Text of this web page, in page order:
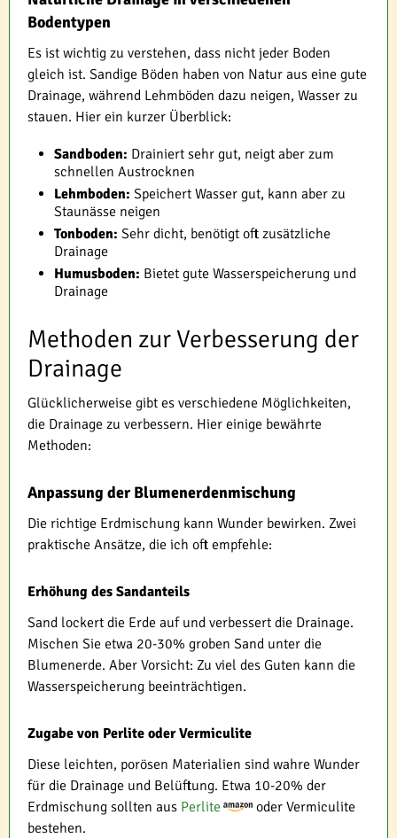
Bodentypen
Es ist wichtig zu verstehen, dass nicht jeder Boden
gleich ist. Sandige Böden haben von Natur aus eine gute
Drainage, während Lehmböden dazu neigen, Wasser zu
stauen. Hier ein kurzer Überblick:
Sandboden: Drainiert sehr gut, neigt aber zum
schnellen Austrocknen
Lehmboden: Speichert Wasser gut, kann aber zu
Staunässe neigen
Tonboden: Sehr dicht, benötigt oft zusätzliche
Drainage
Humusboden: Bietet gute Wasserspeicherung und
Drainage
Methoden zur Verbesserung der
Drainage
Glücklicherweise gibt es verschiedene Möglichkeiten,
die Drainage zu verbessern. Hier einige bewährte
Methoden:
Anpassung der Blumenerdenmischung
Die richtige Erdmischung kann Wunder bewirken. Zwei
praktische Ansätze, die ich oft empfehle:
Erhöhung des Sandanteils
Sand lockert die Erde auf und verbessert die Drainage.
Mischen Sie etwa 20-30% groben Sand unter die
Blumenerde. Aber Vorsicht: Zu viel des Guten kann die
Wasserspeicherung beeinträchtigen.
Zugabe von Perlite oder Vermiculite
Diese leichten, porösen Materialien sind wahre Wunder
für die Drainage und Belüftung. Etwa 10-20% der
Erdmischung sollten aus Perlite
oder Vermiculite
bestehen.